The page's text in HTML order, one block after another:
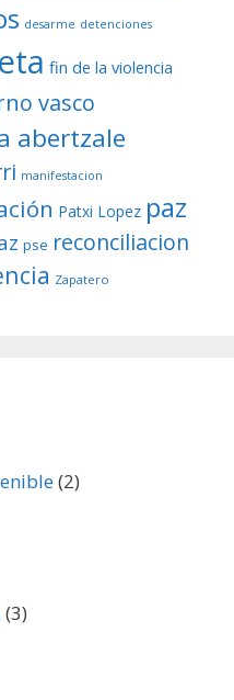
desarme detenciones
eta fin de la violencia
vasco
abertzale
manifestacion
Patxi Lopez paz
pse reconciliacion
Zapatero
(2)
(3)